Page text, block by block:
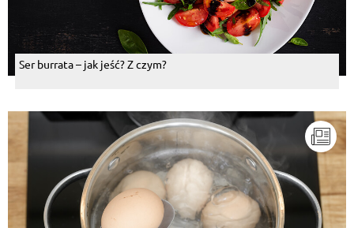
Ser burrata – jak jeść? Z czym?